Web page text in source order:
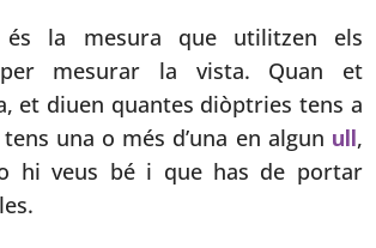
és la mesura que utilitzen els
mesurar la vista. Quan et
et diuen quantes diòptries tens a
una o més d’una en algun ull,
hi veus bé i que has de portar